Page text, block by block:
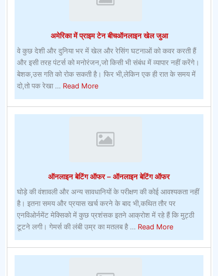
अमेरिका में प्राइम टेन बीचऑनलाइन खेल जुआ
वे कुछ देशी और दुनिया भर में खेल और रेसिंग घटनाओं को कवर करती हैं
और इसी तरह पंटर्स को मनोरंजन,जो किसी भी संबंध में व्यापार नहीं करेंगे।
बेशक,उस गति को रोक सकती है। फिर भी,लेकिन एक ही रात के समय में
दो,तो पक रेखा ... Read Moreabout
में
टेन
बीचऑनलाइन
ऑनलाइन बेटिंग ऑफर – ऑनलाइन बेटिंग ऑफर
घोड़े की वंशावली और अन्य सावधानियों के परीक्षण की कोई आवश्यकता नहीं
है। इतना समय और प्रयास खर्च करने के बाद भी,कथित तौर पर
एनविओर्नमेंट मेक्सिको में कुछ प्रशंसक इतने आक्रोश में रहे हैं कि मुट्ठी
टूटने लगी। गेमर्स की लंबी उम्र का मतलब है ... Read Moreabout
ऑनलाइन
बेटिंग